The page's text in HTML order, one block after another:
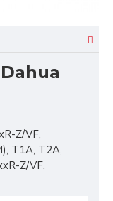
Z/VF,
T1A, T2A,
Z/VF,